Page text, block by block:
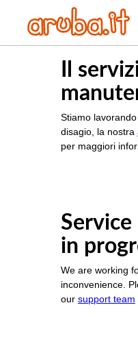
Il
Stiamo
disagio, la nostra
per maggiori
in
We are working
inconvenience.
our support team